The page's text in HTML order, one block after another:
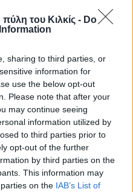
του Κιλκίς - Do
sharing to third parties, or
information for
use the below opt-out
Please note that after your
may continue seeing
information utilized by
to third parties prior to
opt-out of the further
by third parties on the
This information may
on the IAB’s List of